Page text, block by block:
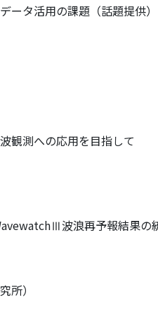
ータ活用の課題（話題提供）
観測への応用を目指して
波浪再予報結果の
所）